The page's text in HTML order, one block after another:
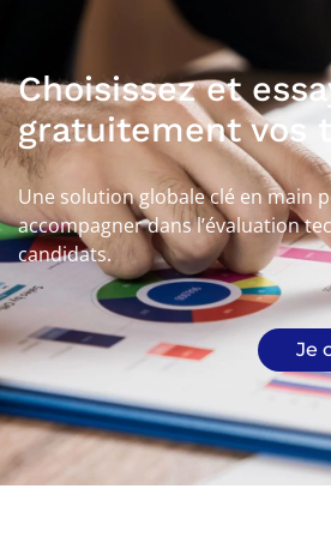
Choisissez et
gratuitement vos
Une solution globale clé en main
accompagner dans l’évaluation
candidats.
Je